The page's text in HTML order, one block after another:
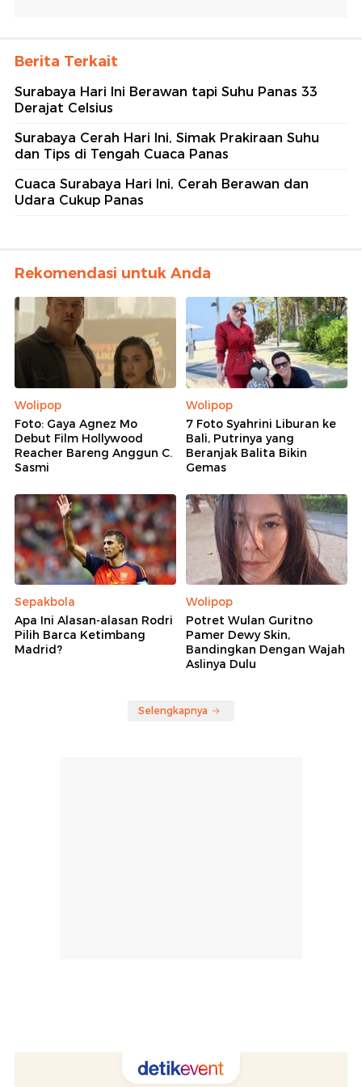
Berita Terkait
Surabaya Hari Ini Berawan tapi Suhu Panas 33
Derajat Celsius
Surabaya Cerah Hari Ini, Simak Prakiraan Suhu
dan Tips di Tengah Cuaca Panas
Cuaca Surabaya Hari Ini, Cerah Berawan dan
Udara Cukup Panas
Rekomendasi untuk Anda
Wolipop
Foto: Gaya Agnez Mo
Debut Film Hollywood
Reacher Bareng Anggun C.
Sasmi
Wolipop
7 Foto Syahrini Liburan ke
Bali, Putrinya yang
Beranjak Balita Bikin
Gemas
Sepakbola
Apa Ini Alasan-alasan Rodri
Pilih Barca Ketimbang
Madrid?
Wolipop
Potret Wulan Guritno
Pamer Dewy Skin,
Bandingkan Dengan Wajah
Aslinya Dulu
Selengkapnya